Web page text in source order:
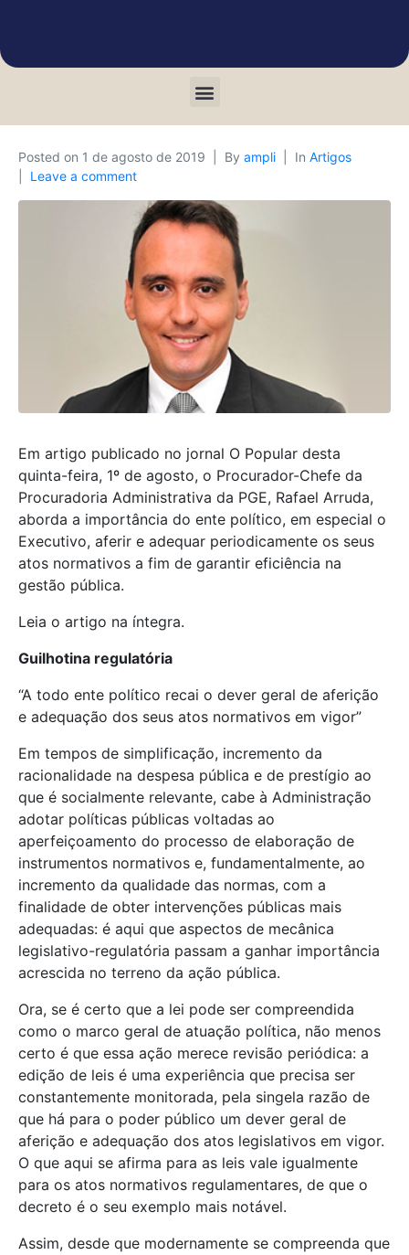
Posted on 1 de agosto de 2019 By ampli In Artigos
Leave a comment
Em artigo publicado no jornal O Popular desta
quinta-feira, 1º de agosto, o Procurador-Chefe da
Procuradoria Administrativa da PGE, Rafael Arruda,
aborda a importância do ente político, em especial o
Executivo, aferir e adequar periodicamente os seus
atos normativos a fim de garantir eficiência na
gestão pública.
Leia o artigo na íntegra.
Guilhotina regulatória
“A todo ente político recai o dever geral de aferição
e adequação dos seus atos normativos em vigor”
Em tempos de simplificação, incremento da
racionalidade na despesa pública e de prestígio ao
que é socialmente relevante, cabe à Administração
adotar políticas públicas voltadas ao
aperfeiçoamento do processo de elaboração de
instrumentos normativos e, fundamentalmente, ao
incremento da qualidade das normas, com a
finalidade de obter intervenções públicas mais
adequadas: é aqui que aspectos de mecânica
legislativo-regulatória passam a ganhar importância
acrescida no terreno da ação pública.
Ora, se é certo que a lei pode ser compreendida
como o marco geral de atuação política, não menos
certo é que essa ação merece revisão periódica: a
edição de leis é uma experiência que precisa ser
constantemente monitorada, pela singela razão de
que há para o poder público um dever geral de
aferição e adequação dos atos legislativos em vigor.
O que aqui se afirma para as leis vale igualmente
para os atos normativos regulamentares, de que o
decreto é o seu exemplo mais notável.
Assim, desde que modernamente se compreenda que